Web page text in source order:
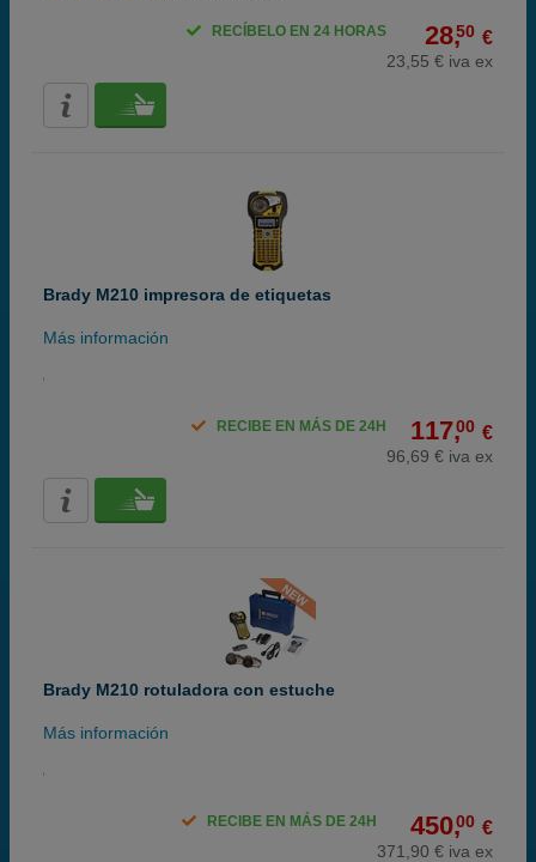
28,50 €
23,55 € iva ex
RECÍBELO EN 24 HORAS
Brady M210 impresora de etiquetas
Más información
117,00 €
96,69 € iva ex
RECIBE EN MÁS DE 24H
Brady M210 rotuladora con estuche
Más información
450,00 €
371,90 € iva ex
RECIBE EN MÁS DE 24H